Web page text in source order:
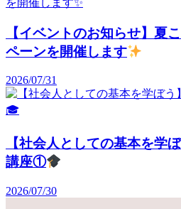
【イベントのお知らせ】夏
ペーンを開催します
2026/07/31
【社会人としての基本を学
講座①
2026/07/30